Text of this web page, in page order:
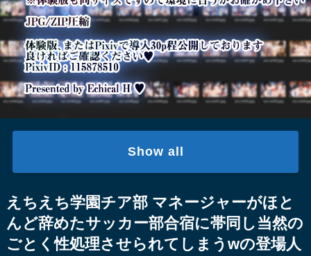
Show all
えちえち学園チア部 マネージャーがほと
んど辞めたサッカー部合宿に帯同し当然の
ごとく性処理させられてしまうwの登場人